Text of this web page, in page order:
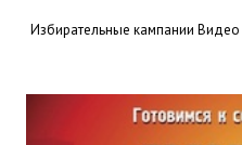
Избирательные кампании Видео